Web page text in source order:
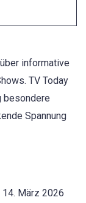
informative
TV Today
besondere
Spannung
März 2026